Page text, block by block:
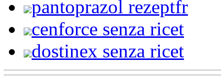
pantoprazol rezeptfr
cenforce senza ricet
dostinex senza ricet